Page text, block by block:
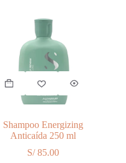
Shampoo Energizing
Anticaída 250 ml
S/85.00